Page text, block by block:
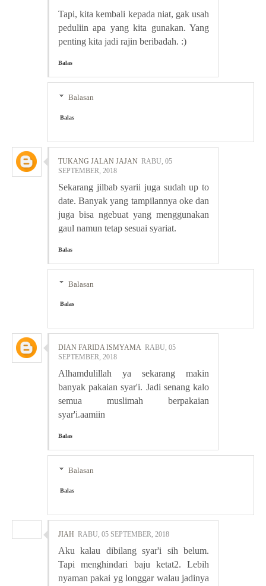
Tapi, kita kembali kepada niat, gak usah
peduliin apa yang kita gunakan. Yang
penting kita jadi rajin beribadah. :)
Balas
Balasan
Balas
TUKANG JALAN JAJAN RABU, 05
SEPTEMBER, 2018
Sekarang jilbab syarii juga sudah up to
date. Banyak yang tampilannya oke dan
juga bisa ngebuat yang menggunakan
gaul namun tetap sesuai syariat.
Balas
Balasan
Balas
DIAN FARIDA ISMYAMA RABU, 05
SEPTEMBER, 2018
Alhamdulillah ya sekarang makin
banyak pakaian syar'i. Jadi senang kalo
semua muslimah berpakaian
syar'i.aamiin
Balas
Balasan
Balas
JIAH RABU, 05 SEPTEMBER, 2018
Aku kalau dibilang syar'i sih belum.
Tapi menghindari baju ketat2. Lebih
nyaman pakai yg longgar walau jadinya